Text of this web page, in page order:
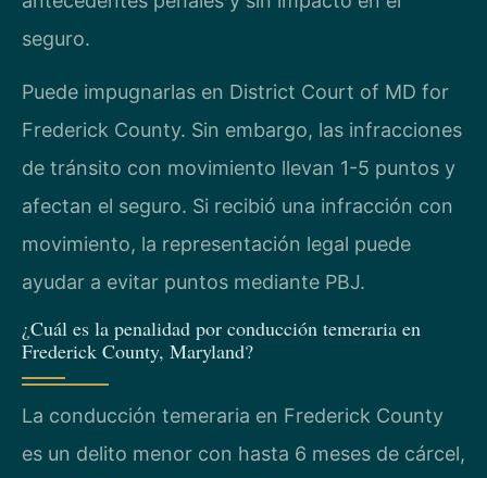
seguro.
Puede impugnarlas en District Court of MD for
Frederick County. Sin embargo, las infracciones
de tránsito con movimiento llevan 1-5 puntos y
afectan el seguro. Si recibió una infracción con
movimiento, la representación legal puede
ayudar a evitar puntos mediante PBJ.
¿Cuál es la penalidad por conducción temeraria en
Frederick County, Maryland?
La conducción temeraria en Frederick County
es un delito menor con hasta 6 meses de cárcel,